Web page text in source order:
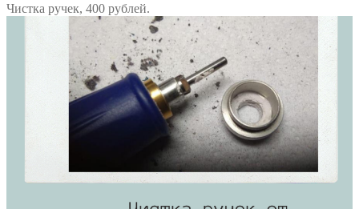
Чистка ручек, 400 рублей.